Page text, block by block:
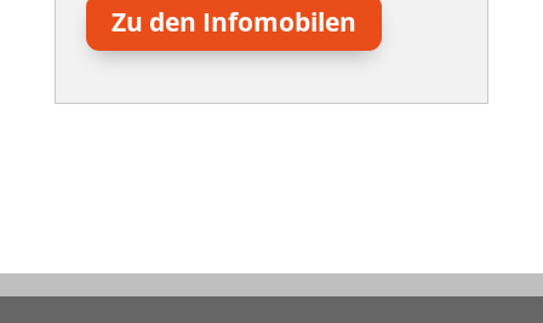
Zu den Infomobilen